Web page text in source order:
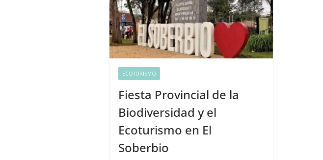
ECOTURISMO
Fiesta Provincial de la
Biodiversidad y el
Ecoturismo en El
Soberbio